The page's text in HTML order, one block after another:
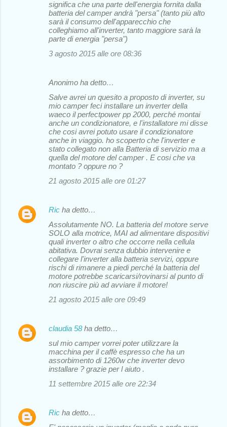
significa che una parte dell'energia fornita dalla
batteria del camper andrà "persa" (tanto più alto
sarà il consumo dell'apparecchio che
colleghiamo all'inverter, tanto maggiore sarà la
parte di energia "persa")
3 agosto 2015 alle ore 08:36
Anonimo ha detto…
Salve avrei un quesito a proposto di inverter, su
mio camper feci installare un inverter della
waeco il perfectpower pp 2000, perché montai
anche un condizionatore, e l'installatore mi disse
che cosi avrei potuto usare il condizionatore
anche in viaggio. ho scoperto che l'inverter e
stato collegato non alla Batteria di servizio ma a
quella del motore del camper . E cosi che va
montato ? oppure no ?
21 agosto 2015 alle ore 01:27
Ric ha detto…
Assolutamente NO. La batteria del motore serve
SOLO alla motrice, MAI ad alimentare dispositivi
quali inverter o altro che occorre nella cellula
abitativa. Dovrai senza dubbio intervenire e
collegare l'inverter alla batteria servizi, oppure
rischi di rimanere a piedi perché la batteria del
motore potrebbe scaricarsi/rovinarsi al punto di
non riuscire più ad avviare il motore!
21 agosto 2015 alle ore 09:49
claudia 58ha detto…
sul mio camper vorrei poter utilizzare la
macchina per il caffè espresso che ha un
assorbimento di 1260w che inverter devo
installare ? grazie per l aiuto .
11 settembre 2015 alle ore 22:34
Ric ha detto…